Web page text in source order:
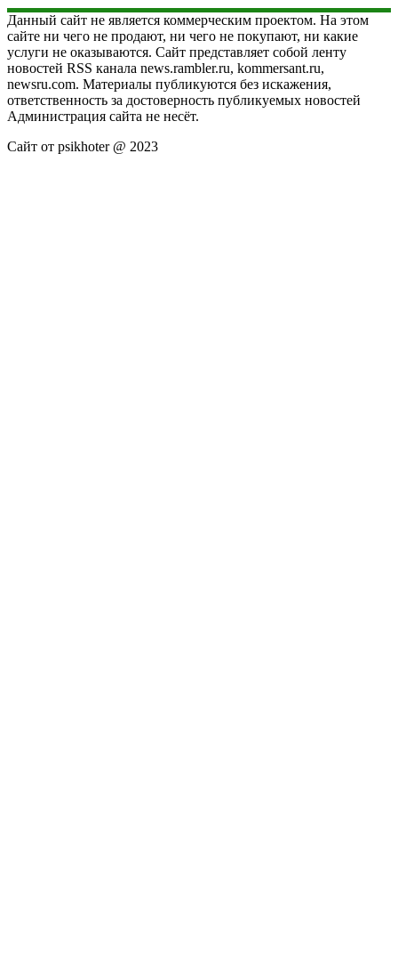
Данный сайт не является коммерческим проектом. На этом
сайте ни чего не продают, ни чего не покупают, ни какие
услуги не оказываются. Сайт представляет собой ленту
новостей RSS канала news.rambler.ru, kommersant.ru,
newsru.com. Материалы публикуются без искажения,
ответственность за достоверность публикуемых новостей
Администрация сайта не несёт.
Сайт от psikhoter @ 2023